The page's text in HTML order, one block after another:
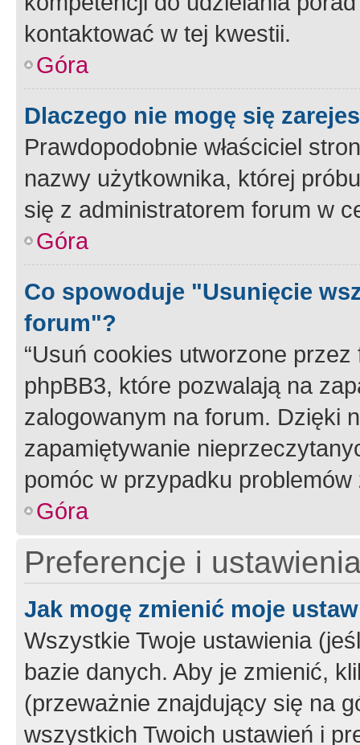
kontaktować w tej kwestii.
Góra
Dlaczego nie mogę się
Prawdopodobnie właściciel
nazwy użytkownika, której
się z administratorem forum w
Góra
Co spowoduje "Usunięcie
forum"?
“Usuń cookies utworzone
phpBB3, które pozwalają na
zalogowanym na forum. Dzięki
zapamiętywanie
pomóc w przypadku
Góra
Preferencje i
Jak mogę zmienić moje
Wszystkie Twoje ustawienia
bazie danych. Aby je zmienić,
(przeważnie znajdujący się na
wszystkich Twoich ustawień i